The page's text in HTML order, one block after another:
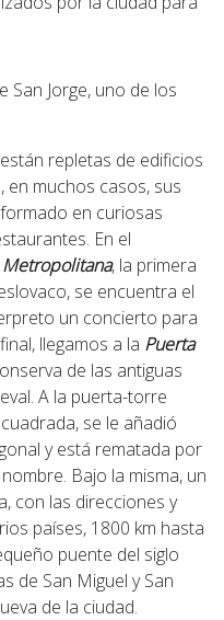
San Jorge, uno de los
repletas de edificios
muchos casos, sus
en curiosas
En el
, la primera
se encuentra el
un concierto para
llegamos a la Puerta
de las antiguas
A la puerta-torre
se le añadió
y está rematada por
Bajo la misma, un
con las direcciones y
países, 1800 km hasta
puente del siglo
de San Miguel y San
de la ciudad.